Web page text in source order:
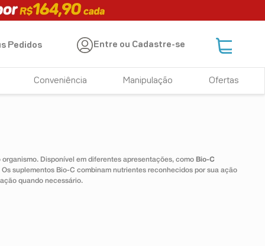
Pedidos Entre ou Cadastre-se
Conveniência Manipulação Ofertas
Disponível em diferentes apresentações, como Bio-C
suplementos Bio-C combinam nutrientes reconhecidos por sua ação
quando necessário.